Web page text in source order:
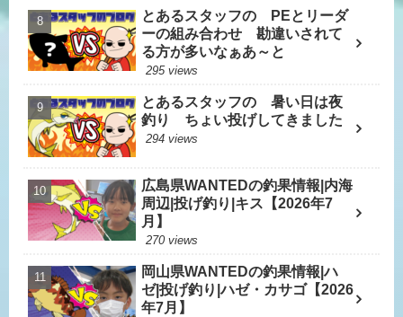
とあるスタッフの PEとリーダ
ーの組み合わせ 勘違いされて
る方が多いなぁあ～と
295 views
とあるスタッフの 暑い日は夜
釣り ちょい投げしてきました
294 views
広島県WANTEDの釣果情報|内海
周辺|投げ釣り|キス【2026年7
月】
270 views
岡山県WANTEDの釣果情報|ハ
ゼ|投げ釣り|ハゼ・カサゴ【2026
年7月】